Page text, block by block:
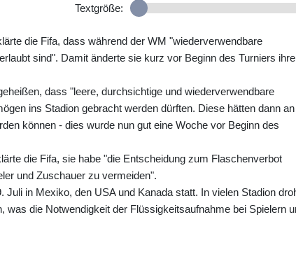
Textgröße:
die Fifa, dass während der WM "wiederverwendbare
sind". Damit änderte sie kurz vor Beginn des Turniers ihre
dass "leere, durchsichtige und wiederverwendbare
ins Stadion gebracht werden dürften. Diese hätten dann an
können - dies wurde nun gut eine Woche vor Beginn des
die Fifa, sie habe "die Entscheidung zum Flaschenverbot
und Zuschauer zu vermeiden".
in Mexiko, den USA und Kanada statt. In vielen Stadion
was die Notwendigkeit der Flüssigkeitsaufnahme bei Spielern